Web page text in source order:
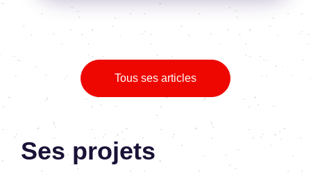
Tous ses articles
Ses projets